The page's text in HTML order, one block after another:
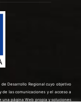
de Desarrollo Regional cuyo objetivo
las comunicaciones y el acceso a
una página Web propia y soluciones